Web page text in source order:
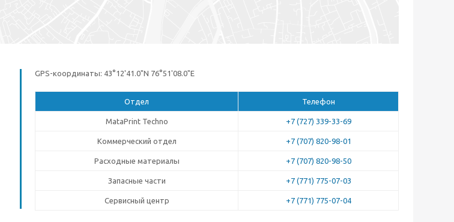
GPS-координаты: 43°12'41.0"N 76°51'08.0"E
Отдел Телефон
MataPrint Techno +7 (727) 339-33-69
Коммерческий отдел +7 (707) 820-98-01
Расходные материалы +7 (707) 820-98-50
Запасные части +7 (771) 775-07-03
Сервисный центр +7 (771) 775-07-04